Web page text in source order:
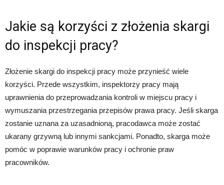
Jakie są korzyści z złożenia skargi
do inspekcji pracy?
Złożenie skargi do inspekcji pracy może przynieść wiele
korzyści. Przede wszystkim, inspektorzy pracy mają
uprawnienia do przeprowadzania kontroli w miejscu pracy i
wymuszania przestrzegania przepisów prawa pracy. Jeśli skarga
zostanie uznana za uzasadnioną, pracodawca może zostać
ukarany grzywną lub innymi sankcjami. Ponadto, skarga może
pomóc w poprawie warunków pracy i ochronie praw
pracowników.